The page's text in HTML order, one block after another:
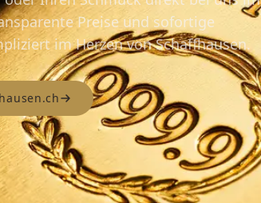
Preise und sofortige
im Herzen von Schaffhausen.